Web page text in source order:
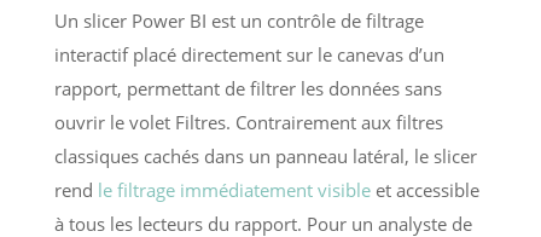
Un slicer Power BI est un contrôle de filtrage
interactif placé directement sur le canevas d’un
rapport, permettant de filtrer les données sans
ouvrir le volet Filtres. Contrairement aux filtres
classiques cachés dans un panneau latéral, le slicer
rend le filtrage immédiatement visibleet accessible
à tous les lecteurs du rapport. Pour un analyste de